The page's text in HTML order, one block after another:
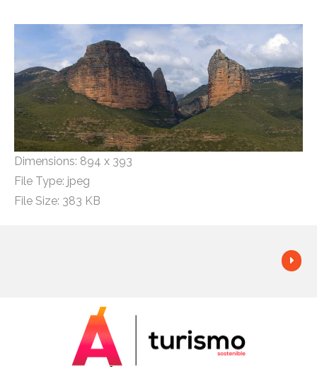
Dimensions: 894 x 393
File Type: jpeg
File Size: 383 KB